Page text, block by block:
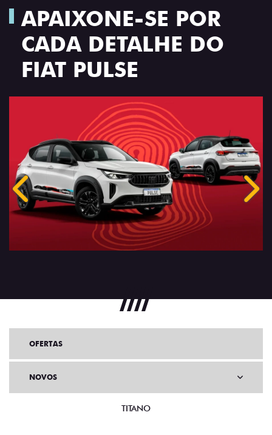
APAIXONE-SE POR
CADA DETALHE DO
FIAT PULSE
Anterior
OFERTAS
NOVOS
TITANO